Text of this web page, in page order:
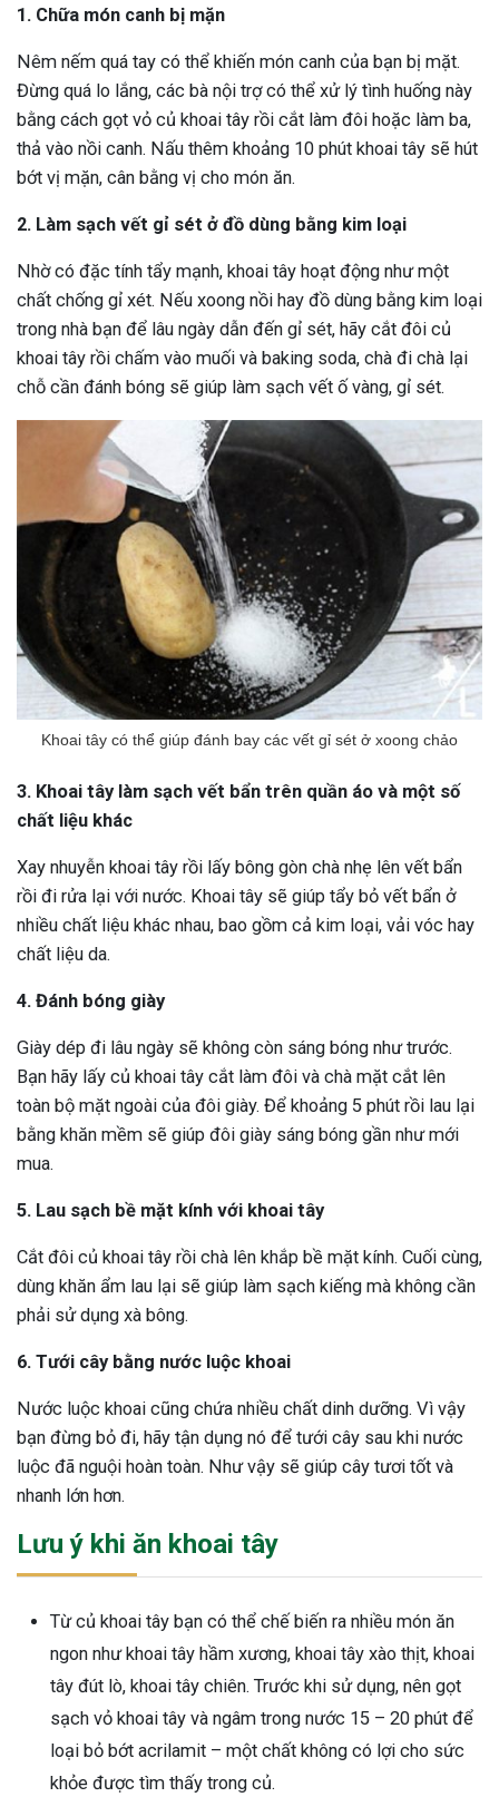
1. Chữa món canh bị mặn
Nêm nếm quá tay có thể khiến món canh của bạn bị mặt.
Đừng quá lo lắng, các bà nội trợ có thể xử lý tình huống này
bằng cách gọt vỏ củ khoai tây rồi cắt làm đôi hoặc làm ba,
thả vào nồi canh. Nấu thêm khoảng 10 phút khoai tây sẽ hút
bớt vị mặn, cân bằng vị cho món ăn.
2. Làm sạch vết gỉ sét ở đồ dùng bằng kim loại
Nhờ có đặc tính tẩy mạnh, khoai tây hoạt động như một
chất chống gỉ xét. Nếu xoong nồi hay đồ dùng bằng kim loại
trong nhà bạn để lâu ngày dẫn đến gỉ sét, hãy cắt đôi củ
khoai tây rồi chấm vào muối và baking soda, chà đi chà lại
chỗ cần đánh bóng sẽ giúp làm sạch vết ố vàng, gỉ sét.
Khoai tây có thể giúp đánh bay các vết gỉ sét ở xoong chảo
3. Khoai tây làm sạch vết bẩn trên quần áo và một số
chất liệu khác
Xay nhuyễn khoai tây rồi lấy bông gòn chà nhẹ lên vết bẩn
rồi đi rửa lại với nước. Khoai tây sẽ giúp tẩy bỏ vết bẩn ở
nhiều chất liệu khác nhau, bao gồm cả kim loại, vải vóc hay
chất liệu da.
4. Đánh bóng giày
Giày dép đi lâu ngày sẽ không còn sáng bóng như trước.
Bạn hãy lấy củ khoai tây cắt làm đôi và chà mặt cắt lên
toàn bộ mặt ngoài của đôi giày. Để khoảng 5 phút rồi lau lại
bằng khăn mềm sẽ giúp đôi giày sáng bóng gần như mới
mua.
5. Lau sạch bề mặt kính với khoai tây
Cắt đôi củ khoai tây rồi chà lên khắp bề mặt kính. Cuối cùng,
dùng khăn ẩm lau lại sẽ giúp làm sạch kiếng mà không cần
phải sử dụng xà bông.
6. Tưới cây bằng nước luộc khoai
Nước luộc khoai cũng chứa nhiều chất dinh dưỡng. Vì vậy
bạn đừng bỏ đi, hãy tận dụng nó để tưới cây sau khi nước
luộc đã nguội hoàn toàn. Như vậy sẽ giúp cây tươi tốt và
nhanh lớn hơn.
Lưu ý khi ăn khoai tây
Từ củ khoai tây bạn có thể chế biến ra nhiều món ăn
ngon như khoai tây hầm xương, khoai tây xào thịt, khoai
tây đút lò, khoai tây chiên. Trước khi sử dụng, nên gọt
sạch vỏ khoai tây và ngâm trong nước 15 – 20 phút để
loại bỏ bớt acrilamit – một chất không có lợi cho sức
khỏe được tìm thấy trong củ.